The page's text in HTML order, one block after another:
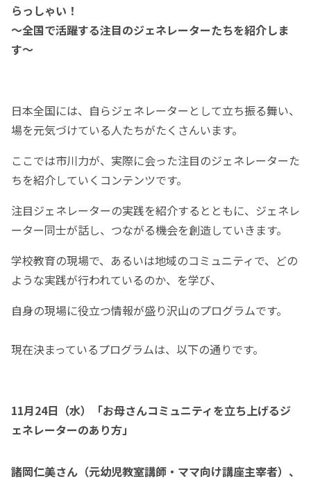
らっしゃい！
〜全国で活躍する注目のジェネレーターたちを紹介しま
す〜
日本全国には、自らジェネレーターとして立ち振る舞い、
場を元気づけている人たちがたくさんいます。
ここでは市川力が、実際に会った注目のジェネレーターた
ちを紹介していくコンテンツです。
注目ジェネレーターの実践を紹介するとともに、ジェネレ
ーター同士が話し、つながる機会を創造していきます。
学校教育の現場で、あるいは地域のコミュニティで、どの
ような実践が行われているのか、を学び、
自身の現場に役立つ情報が盛り沢山のプログラムです。
現在決まっているプログラムは、以下の通りです。
11月24日（水）「お母さんコミュニティを立ち上げるジ
ェネレーターのあり方」
諸岡仁美さん（元幼児教室講師・ママ向け講座主宰者）、